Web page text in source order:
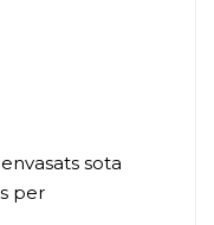
sota
per